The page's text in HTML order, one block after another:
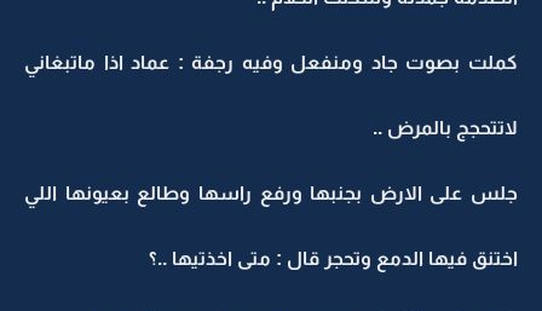
كملت بصوت جاد ومنفعل وفيه رجفة : عماد اذا ماتبغاني
لاتتحجج بالمرض ..
جلس على الارض بجنبها ورفع راسها وطالع بعيونها اللي
اختنق فيها الدمع وتحجر قال : متى اخذتيها ..؟